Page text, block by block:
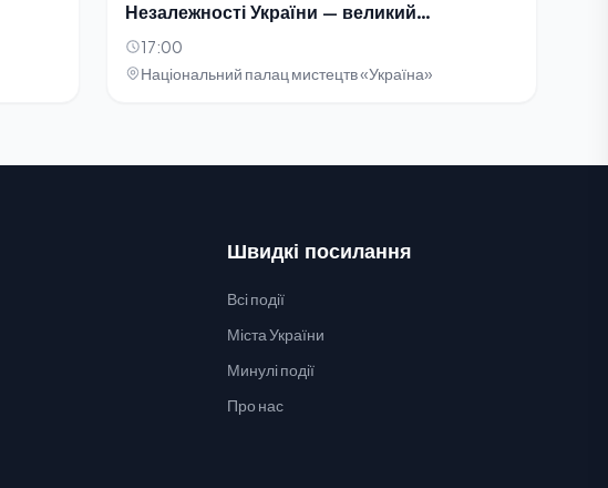
Незалежності України — великий
благодійний концерт-телезйомка
17:00
Національний палац мистецтв «Україна»
Швидкі посилання
Всі події
Міста України
Минулі події
Про нас